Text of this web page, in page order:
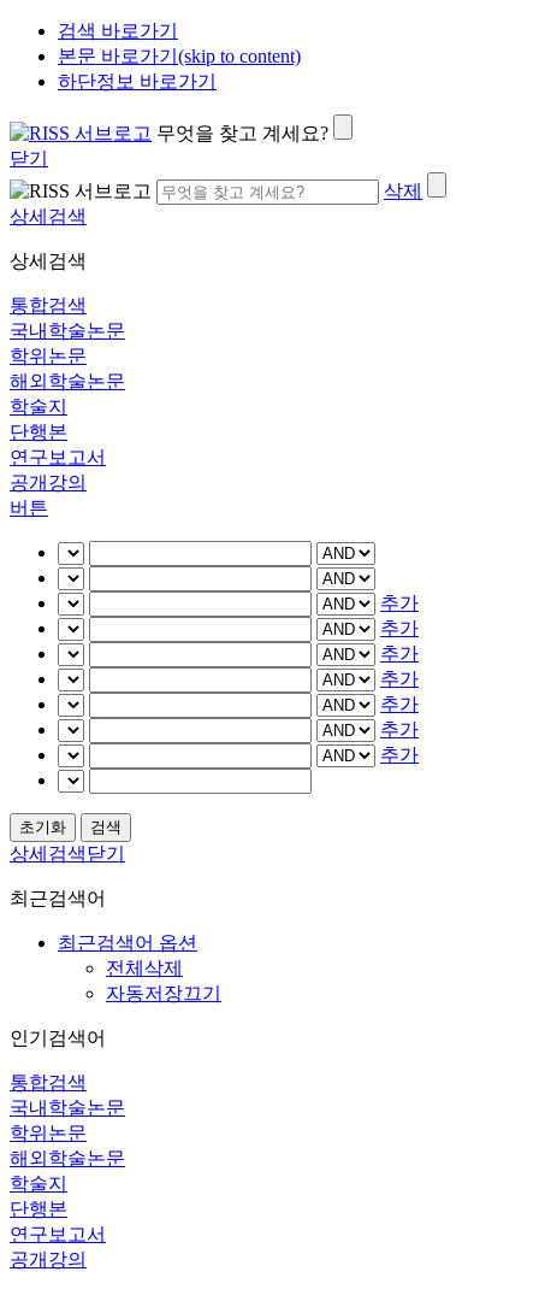
검색 바로가기
본문 바로가기(skip to content)
하단정보 바로가기
무엇을 찾고 계세요?
닫기
삭제
상세검색
상세검색
통합검색
국내학술논문
학위논문
해외학술논문
학술지
단행본
연구보고서
공개강의
버튼
추가
추가
추가
추가
추가
추가
추가
상세검색닫기
최근검색어
최근검색어 옵션
전체삭제
자동저장끄기
인기검색어
통합검색
국내학술논문
학위논문
해외학술논문
학술지
단행본
연구보고서
공개강의